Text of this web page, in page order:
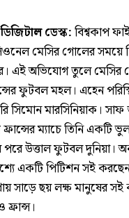
ডেস্ক:বিশ্বকাপ
মেসির গোলের সময়ে
এই অভিযোগ তুলে মেসির
ফুটবল মহল। এহেন
সিমোন মারসিনিয়াক।
ফ্রান্সের ম্যাচে তিনি একটি
পরে উত্তাল ফুটবল দুনিয়া।
একটি পিটিশন সই
সাড়ে ছয় লক্ষ মানুষের
ফ্রান্স।